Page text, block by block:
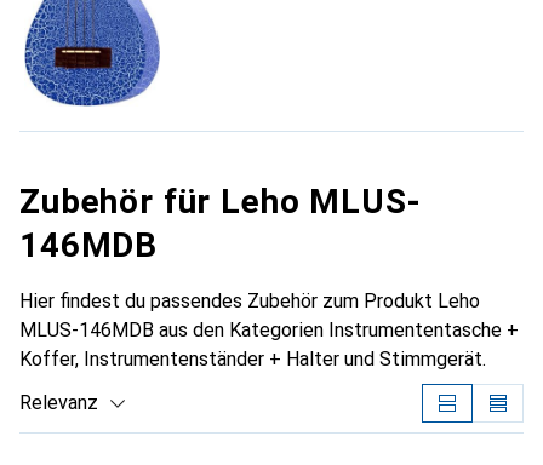
Zubehör für Leho MLUS-
146MDB
Hier findest du passendes Zubehör zum Produkt Leho
MLUS-146MDB aus den Kategorien Instrumententasche +
Koffer, Instrumentenständer + Halter und Stimmgerät.
Relevanz